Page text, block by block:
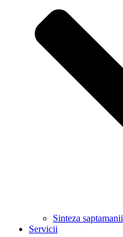
Sinteza saptamanii
Servicii